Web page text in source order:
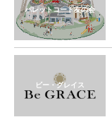
パレットコート友の会
ビー・グレイス